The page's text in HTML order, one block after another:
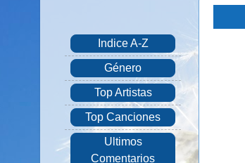
Indice A-Z
Género
Top Artistas
Top Canciones
Ultimos
Comentarios